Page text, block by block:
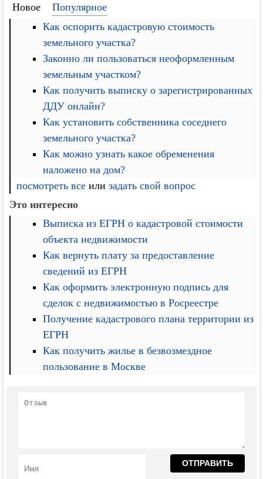
Новое
Популярное
Как оспорить кадастровую стоимость
земельного участка?
Законно ли пользоваться неоформленным
земельным участком?
Как получить выписку о зарегистрированных
ДДУ онлайн?
Как установить собственника соседнего
земельного участка?
Как можно узнать какое обременения
наложено на дом?
посмотреть все илизадать свой вопрос
Это интересно
Выписка из ЕГРН о кадастровой стоимости
объекта недвижимости
Как вернуть плату за предоставление
сведений из ЕГРН
Как оформить электронную подпись для
сделок с недвижимостью в Росреестре
Получение кадастрового плана территории из
ЕГРН
Как получить жилье в безвозмездное
пользование в Москве